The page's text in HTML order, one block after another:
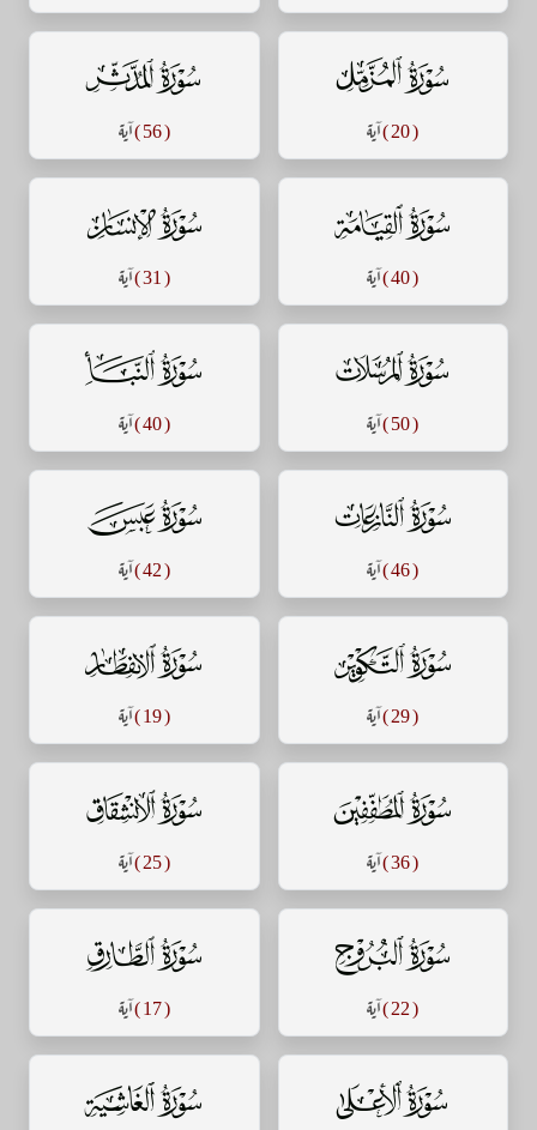
سورة المزمل
( 20 ) آية
سورة المدثر
( 56 ) آية
سورة القيامة
( 40 ) آية
سورة الإنسان
( 31 ) آية
سورة المرسلات
( 50 ) آية
سورة النبأ
( 40 ) آية
سورة النازعات
( 46 ) آية
سورة عبس
( 42 ) آية
سورة التكوير
( 29 ) آية
سورة الإنفطار
( 19 ) آية
سورة المطففين
( 36 ) آية
سورة الإنشقاق
( 25 ) آية
سورة البروج
( 22 ) آية
سورة الطارق
( 17 ) آية
سورة الأعلى سورة الغاشية